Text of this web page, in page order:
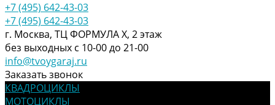
+7 (495) 642-43-03
+7 (495) 642-43-03
г. Москва, ТЦ ФОРМУЛА Х, 2 этаж
без выходных с 10-00 до 21-00
info@tvoygaraj.ru
Заказать звонок
КВАДРОЦИКЛЫ
МОТОЦИКЛЫ